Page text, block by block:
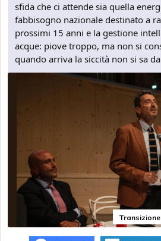
sfida che ci attende sia quella
fabbisogno nazionale destinato a
prossimi 15 anni e la gestione
acque: piove troppo, ma non si
quando arriva la siccità non si sa